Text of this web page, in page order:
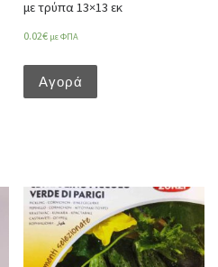
με τρύπα 13×13 εκ
0.02€ με ΦΠΑ
Αγορά